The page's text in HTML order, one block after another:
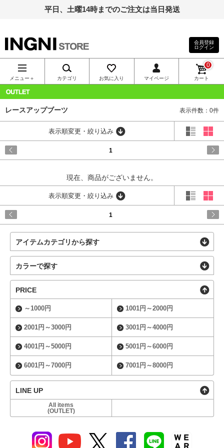
平日、土曜14時までのご注文は当日発送
INGNI（イン
グ）公式通
販｜INGNI
STORE
会員登録
ログイン
メニュー＋ カテゴリ お気に入り マイページ カート
0
レースアップブーツ 表示件数：0件
表示順変更・絞り込み
1
現在、商品がございません。
表示順変更・絞り込み
1
アイテムカテゴリから探す
カラーで探す
PRICE
～1000円 1001円～2000円
2001円～3000円 3001円～4000円
4001円～5000円 5001円～6000円
6001円～7000円 7001円～8000円
LINE UP
All items
(OUTLET)